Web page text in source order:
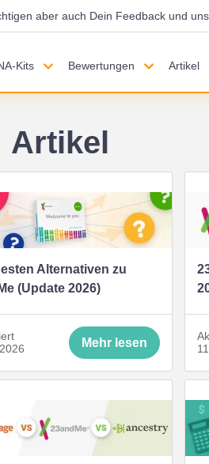
aber auch Dein Feedback und
Kits Bewertungen Artikel
Artikel
Alternativen zu
(Update 2026)
Mehr lesen